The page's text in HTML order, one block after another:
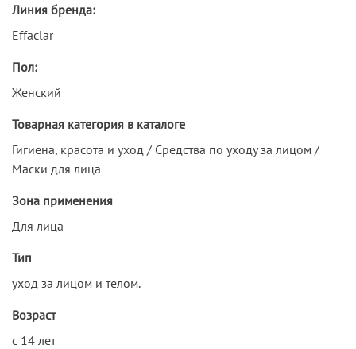
Линия бренда:
Effaclar
Пол:
Женский
Товарная категория в каталоге
Гигиена, красота и уход / Средства по уходу за лицом /
Маски для лица
Зона применения
Для лица
Тип
уход за лицом и телом.
Возраст
с 14 лет